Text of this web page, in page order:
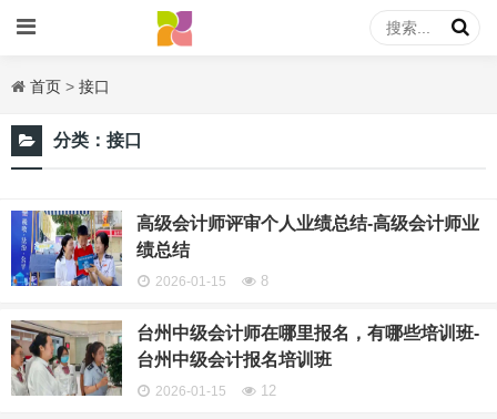
首页 > 接口
分类： 接口
高级会计师评审个人业绩总结-高级会计师业
绩总结
2026-01-15 8
台州中级会计师在哪里报名，有哪些培训班-
台州中级会计报名培训班
2026-01-15 12